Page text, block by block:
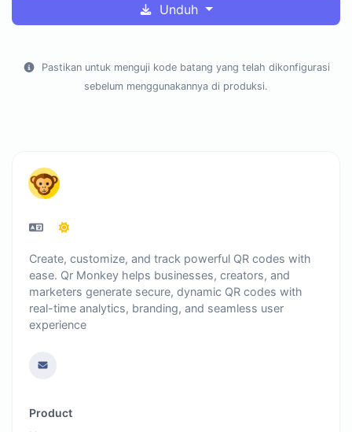
Unduh
Pastikan untuk menguji kode batang yang telah dikonfigurasi
sebelum menggunakannya di produksi.
Create, customize, and track powerful QR codes with
ease. Qr Monkey helps businesses, creators, and
marketers generate secure, dynamic QR codes with
real-time analytics, branding, and seamless user
experience
Product